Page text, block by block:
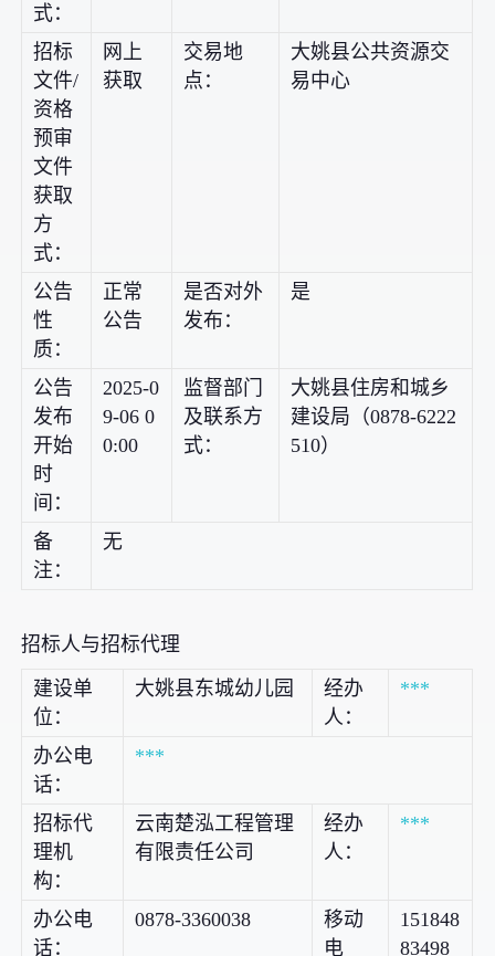
式：
招标
文件/
资格
预审
文件
获取
方
式：
网上
获取
交易地
点：
大姚县公共资源交
易中心
公告
性
质：
正常
公告
是否对外
发布：
是
公告
发布
开始
时
间：
2025-0
9-06 0
0:00
监督部门
及联系方
式：
大姚县住房和城乡
建设局（0878-6222
510）
备
注：
无
招标人与招标代理
建设单
位：
大姚县东城幼儿园
经办
人：
***
办公电
话：
***
招标代
理机
构：
云南楚泓工程管理
有限责任公司
经办
人：
***
办公电
话：
0878-3360038
移动
电
151848
83498